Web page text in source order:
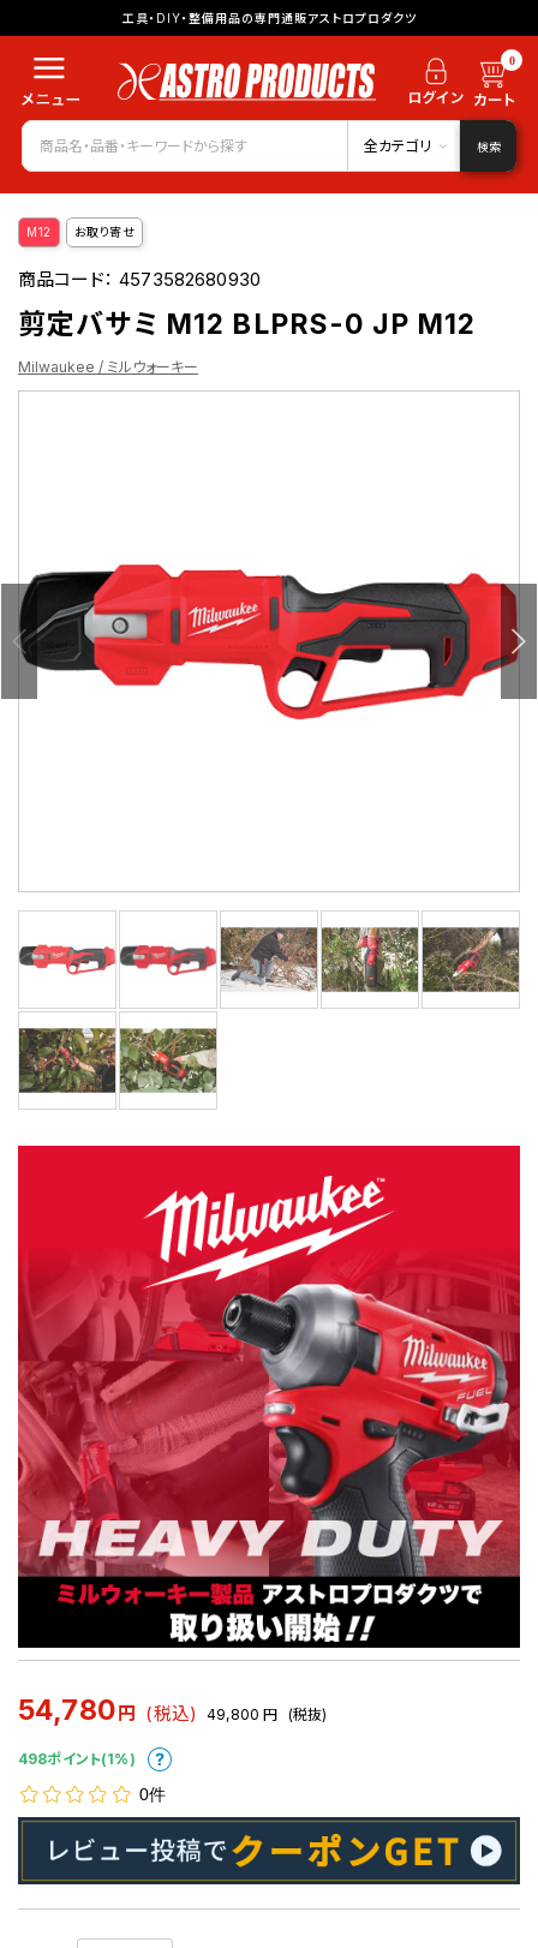
工具・DIY・整備用品の専門通販アストロプロダクツ
0
全カテゴリ 検索
M12 お取り寄せ
商品コード：4573582680930
剪定バサミ M12 BLPRS-0 JP M12
Milwaukee / ミルウォーキー
54,780 円 (税込) 49,800 円 (税抜)
498ポイント(1%)
0件